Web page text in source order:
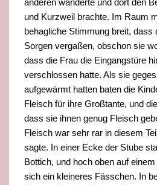
anderen wanderte und dort den
und Kurzweil brachte. Im Raum
behagliche Stimmung breit, dass
Sorgen vergaßen, obschon sie
dass die Frau die Eingangstüre
verschlossen hatte. Als sie
aufgewärmt hatten baten die
Fleisch für ihre Großtante, und
dass sie ihnen genug Fleisch
Fleisch war sehr rar in diesem
sagte. In einer Ecke der Stube
Bottich, und hoch oben auf
sich ein kleineres Fässchen. In